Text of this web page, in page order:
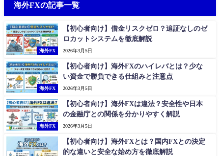
海外FXの記事一覧
海外FX
【初心者向け】借金リスクゼロ？追証なしのゼ
ロカットシステムを徹底解説
2026年3月5日
海外FX
【初心者向け】海外FXのハイレバとは？少な
い資金で勝負できる仕組みと注意点
2026年3月5日
海外FX
【初心者向け】海外FXは違法？安全性や日本
の金融庁との関係を分かりやすく解説
2026年3月5日
【初心者向け】海外FXとは？国内FXとの決定
的な違いと安全な始め方を徹底解説